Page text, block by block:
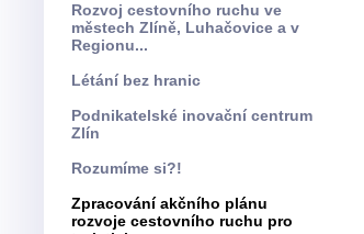
Rozvoj cestovního ruchu ve
městech Zlíně, Luhačovice a v
Regionu...
Létání bez hranic
Podnikatelské inovační centrum
Zlín
Rozumíme si?!
Zpracování akčního plánu
rozvoje cestovního ruchu pro